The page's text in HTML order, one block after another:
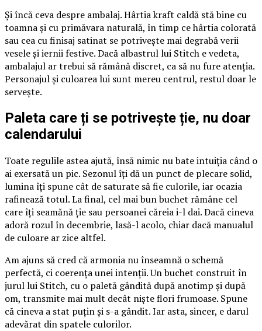
Și încă ceva despre ambalaj. Hârtia kraft caldă stă bine cu
toamna și cu primăvara naturală, în timp ce hârtia colorată
sau cea cu finisaj satinat se potrivește mai degrabă verii
vesele și iernii festive. Dacă albastrul lui Stitch e vedeta,
ambalajul ar trebui să rămână discret, ca să nu fure atenția.
Personajul și culoarea lui sunt mereu centrul, restul doar le
servește.
Paleta care ți se potrivește ție, nu doar
calendarului
Toate regulile astea ajută, însă nimic nu bate intuiția când o
ai exersată un pic. Sezonul îți dă un punct de plecare solid,
lumina îți spune cât de saturate să fie culorile, iar ocazia
rafinează totul. La final, cel mai bun buchet rămâne cel
care îți seamănă ție sau persoanei căreia i-l dai. Dacă cineva
adoră rozul în decembrie, lasă-l acolo, chiar dacă manualul
de culoare ar zice altfel.
Am ajuns să cred că armonia nu înseamnă o schemă
perfectă, ci coerența unei intenții. Un buchet construit în
jurul lui Stitch, cu o paletă gândită după anotimp și după
om, transmite mai mult decât niște flori frumoase. Spune
că cineva a stat puțin și s-a gândit. Iar asta, sincer, e darul
adevărat din spatele culorilor.